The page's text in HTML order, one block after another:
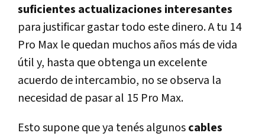
suficientes actualizaciones interesantes
para justificar gastar todo este dinero. A tu 14
Pro Max le quedan muchos años más de vida
útil y, hasta que obtenga un excelente
acuerdo de intercambio, no se observa la
necesidad de pasar al 15 Pro Max.
Esto supone que ya tenés algunoscables